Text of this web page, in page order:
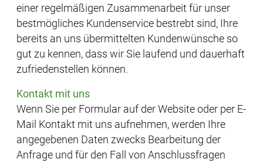
einer regelmäßigen Zusammenarbeit für unser
bestmögliches Kundenservice bestrebt sind, Ihre
bereits an uns übermittelten Kundenwünsche so
gut zu kennen, dass wir Sie laufend und dauerhaft
zufriedenstellen können.
Kontakt mit uns
Wenn Sie per Formular auf der Website oder per E-
Mail Kontakt mit uns aufnehmen, werden Ihre
angegebenen Daten zwecks Bearbeitung der
Anfrage und für den Fall von Anschlussfragen